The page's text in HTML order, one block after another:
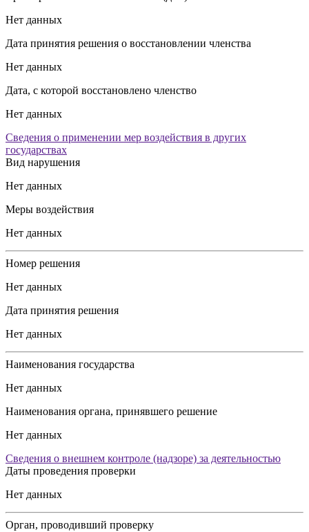
Нет данных
Дата принятия решения о восстановлении членства
Нет данных
Дата, с которой восстановлено членство
Нет данных
Сведения о применении мер воздействия в других
государствах
Вид нарушения
Нет данных
Меры воздействия
Нет данных
Номер решения
Нет данных
Дата принятия решения
Нет данных
Наименования государства
Нет данных
Наименования органа, принявшего решение
Нет данных
Сведения о внешнем контроле (надзоре) за деятельностью
Даты проведения проверки
Нет данных
Орган, проводивший проверку